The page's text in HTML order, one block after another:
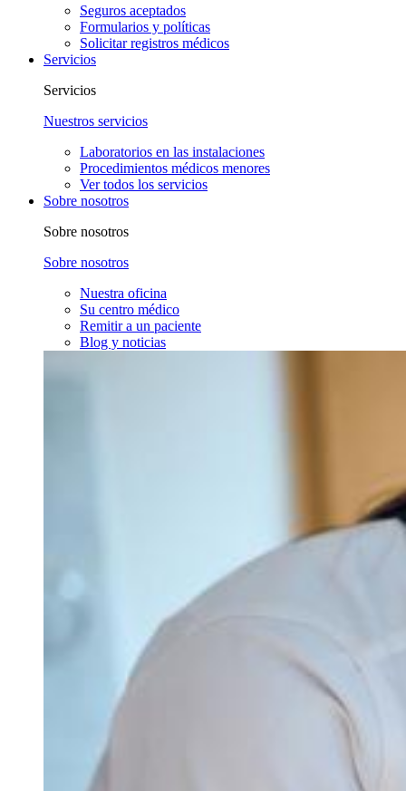
Seguros aceptados
Formularios y políticas
Solicitar registros médicos
Servicios
Servicios
Nuestros servicios
Laboratorios en las instalaciones
Procedimientos médicos menores
Ver todos los servicios
Sobre nosotros
Sobre nosotros
Sobre nosotros
Nuestra oficina
Su centro médico
Remitir a un paciente
Blog y noticias